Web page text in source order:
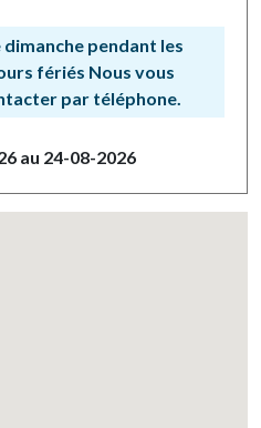
pendant les
fériés Nous vous
par téléphone.
au 24-08-2026